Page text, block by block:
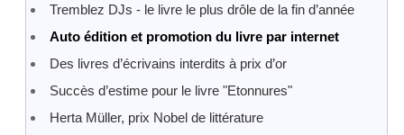
Tremblez DJs - le livre le plus drôle de la fin d’année
Auto édition et promotion du livre par internet
Des livres d’écrivains interdits à prix d’or
Succès d’estime pour le livre "Etonnures"
Herta Müller, prix Nobel de littérature